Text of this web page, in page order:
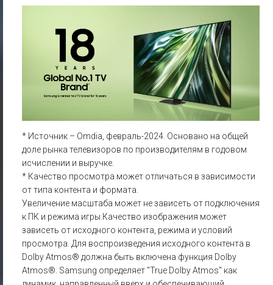
* Источник – Omdia, февраль-2024. Основано на общей
доле рынка телевизоров по производителям в годовом
исчислении и выручке.
* Качество просмотра может отличаться в зависимости
от типа контента и формата.
Увеличение масштаба может не зависеть от подключения
к ПК и режима игры.Качество изображения может
зависеть от исходного контента, режима и условий
просмотра. Для воспроизведения исходного контента в
Dolby Atmos® должна быть включена функция Dolby
Atmos®. Samsung определяет "True Dolby Atmos" как